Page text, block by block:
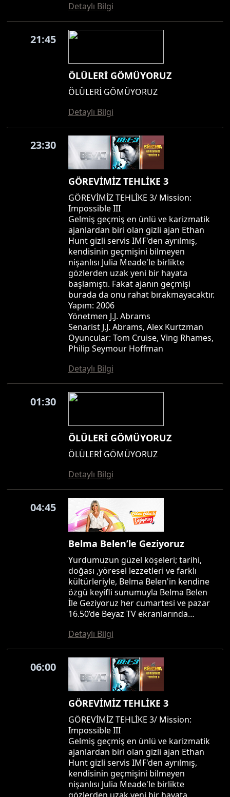
Detaylı Bilgi
21:45
ÖLÜLERİ GÖMÜYORUZ
ÖLÜLERİ GÖMÜYORUZ
Detaylı Bilgi
23:30
GÖREVİMİZ TEHLİKE 3
GÖREVİMİZ TEHLİKE 3/ Mission:
Impossible III
Gelmiş geçmiş en ünlü ve karizmatik
ajanlardan biri olan gizli ajan Ethan
Hunt gizli servis IMF'den ayrılmış,
kendisinin geçmişini bilmeyen
nişanlısı Julia Meade'le birlikte
gözlerden uzak yeni bir hayata
başlamıştı. Fakat ajanın geçmişi
burada da onu rahat bırakmayacaktır.
Yapım: 2006
Yönetmen J.J. Abrams
Senarist J.J. Abrams, Alex Kurtzman
Oyuncular: Tom Cruise, Ving Rhames,
Philip Seymour Hoffman
Detaylı Bilgi
01:30
ÖLÜLERİ GÖMÜYORUZ
ÖLÜLERİ GÖMÜYORUZ
Detaylı Bilgi
04:45
Belma Belen’le Geziyoruz
Yurdumuzun güzel köşeleri; tarihi,
doğası ,yöresel lezzetleri ve farklı
kültürleriyle, Belma Belen'in kendine
özgü keyifli sunumuyla Belma Belen
İle Geziyoruz her cumartesi ve pazar
16.50’de Beyaz TV ekranlarında…
Detaylı Bilgi
06:00
GÖREVİMİZ TEHLİKE 3
GÖREVİMİZ TEHLİKE 3/ Mission:
Impossible III
Gelmiş geçmiş en ünlü ve karizmatik
ajanlardan biri olan gizli ajan Ethan
Hunt gizli servis IMF'den ayrılmış,
kendisinin geçmişini bilmeyen
nişanlısı Julia Meade'le birlikte